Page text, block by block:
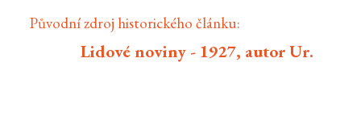
Původní zdroj historického článku:
Lidové noviny - 1927, autor Ur.